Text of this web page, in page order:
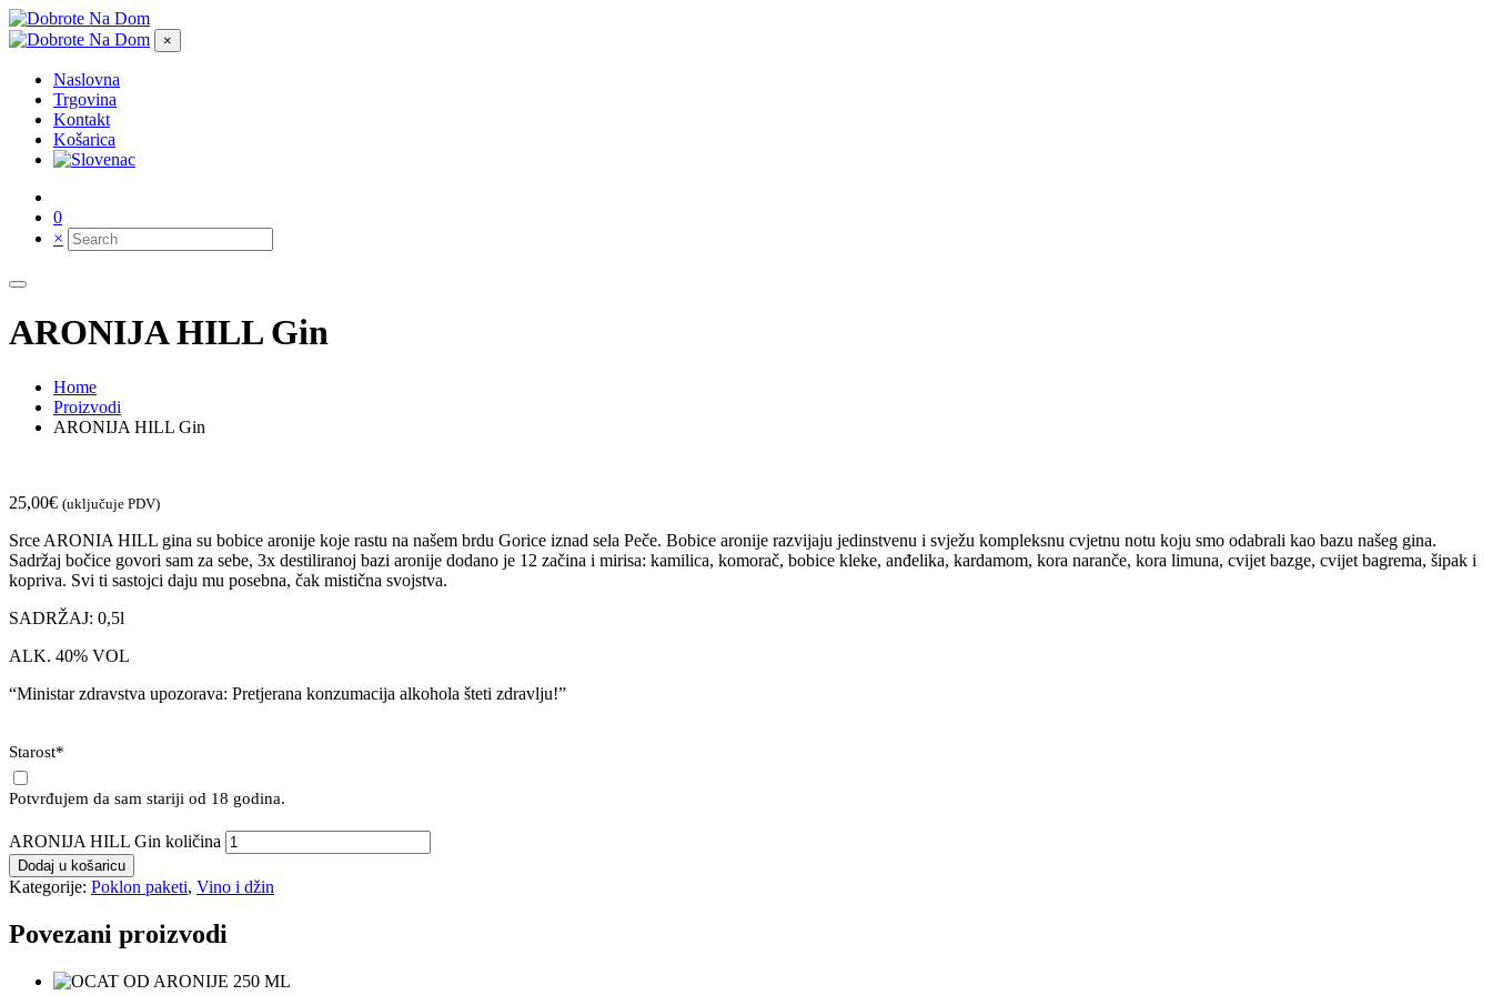
×
Naslovna
Trgovina
Kontakt
Košarica
0
×
ARONIJA HILL Gin
Home
Proizvodi
ARONIJA HILL Gin
25,00€ (uključuje PDV)
Srce ARONIA HILL gina su bobice aronije koje rastu na našem brdu Gorice iznad sela Peče. Bobice aronije razvijaju jedinstvenu i svježu kompleksnu cvjetnu notu koju smo odabrali kao bazu našeg gina.
Sadržaj bočice govori sam za sebe, 3x destiliranoj bazi aronije dodano je 12 začina i mirisa: kamilica, komorač, bobice kleke, anđelika, kardamom, kora naranče, kora limuna, cvijet bazge, cvijet bagrema, šipak i
kopriva. Svi ti sastojci daju mu posebna, čak mistična svojstva.
SADRŽAJ: 0,5l
ALK. 40% VOL
“Ministar zdravstva upozorava: Pretjerana konzumacija alkohola šteti zdravlju!”
Starost*
Potvrđujem da sam stariji od 18 godina.
ARONIJA HILL Gin količina
Dodaj u košaricu
Kategorije: Poklon paketi, Vino i džin
Povezani proizvodi